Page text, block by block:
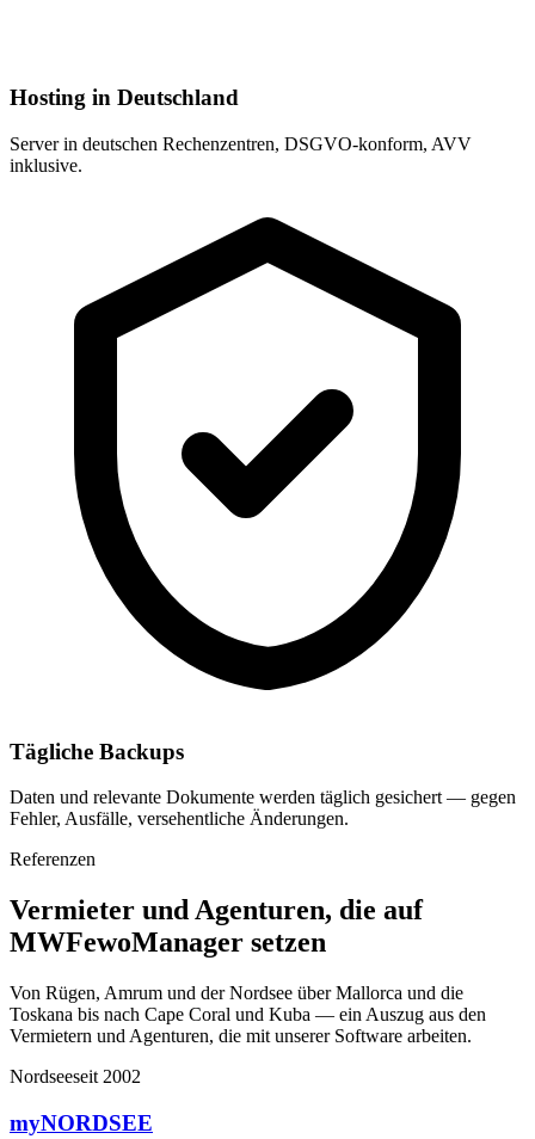
Hosting in Deutschland
Server in deutschen Rechenzentren, DSGVO-konform, AVV
inklusive.
Tägliche Backups
Daten und relevante Dokumente werden täglich gesichert — gegen
Fehler, Ausfälle, versehentliche Änderungen.
Referenzen
Vermieter und Agenturen, die auf
MWFewoManager setzen
Von Rügen, Amrum und der Nordsee über Mallorca und die
Toskana bis nach Cape Coral und Kuba — ein Auszug aus den
Vermietern und Agenturen, die mit unserer Software arbeiten.
Nordseeseit 2002
myNORDSEE